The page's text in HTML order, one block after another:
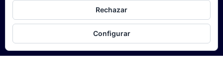
Rechazar
Configurar
Para obtener más información, incluido cómo gestionar las cookies,